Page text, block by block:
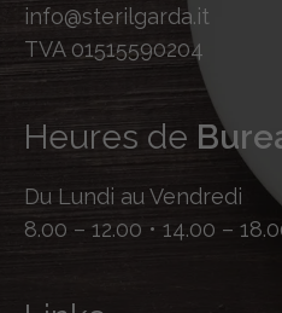
info@sterilgarda.it
TVA 01515590204
Heures de
Du Lundi au Vendredi
8.00 – 12.00 • 14.00 –